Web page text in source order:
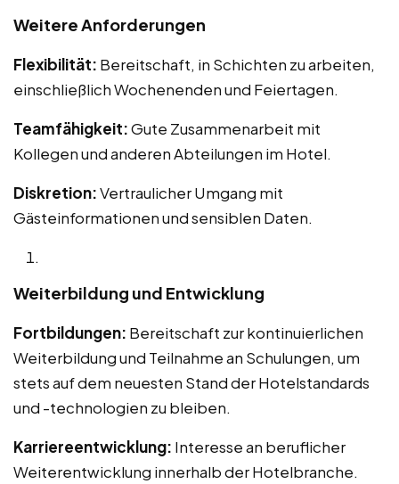
Weitere Anforderungen
Flexibilität: Bereitschaft, in Schichten zu arbeiten,
einschließlich Wochenenden und Feiertagen.
Teamfähigkeit:Gute Zusammenarbeit mit
Kollegen und anderen Abteilungen im Hotel.
Diskretion:Vertraulicher Umgang mit
Gästeinformationen und sensiblen Daten.
Weiterbildung und Entwicklung
Fortbildungen: Bereitschaft zur kontinuierlichen
Weiterbildung und Teilnahme an Schulungen, um
stets auf dem neuesten Stand der Hotelstandards
und -technologien zu bleiben.
Karriereentwicklung: Interesse an beruflicher
Weiterentwicklung innerhalb der Hotelbranche.